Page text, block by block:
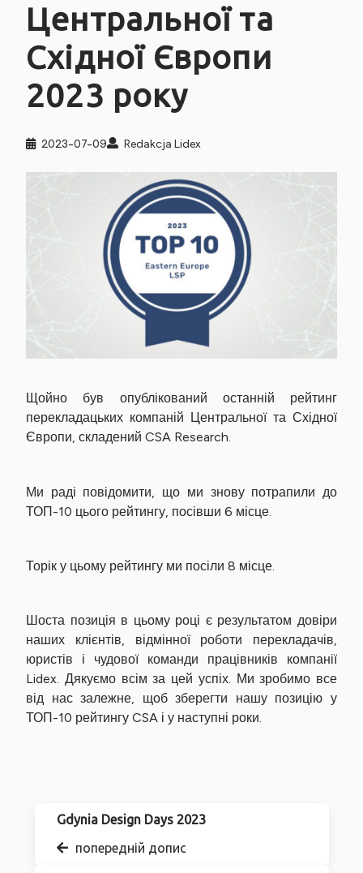
Центральної та
Східної Європи
2023 року
2023-07-09 Redakcja Lidex
Щойно був опублікований останній рейтинг
перекладацьких компаній Центральної та Східної
Європи, складений CSA Research.
Ми раді повідомити, що ми знову потрапили до
ТОП-10 цього рейтингу, посівши 6 місце.
Торік у цьому рейтингу ми посіли 8 місце.
Шоста позиція в цьому році є результатом довіри
наших клієнтів, відмінної роботи перекладачів,
юристів і чудової команди працівників компанії
Lidex. Дякуємо всім за цей успіх. Ми зробимо все
від нас залежне, щоб зберегти нашу позицію у
ТОП-10 рейтингу CSA і у наступні роки.
Gdynia Design Days 2023
попередній допис